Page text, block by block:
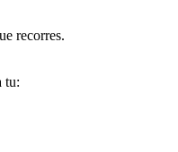
recorres.
tu: